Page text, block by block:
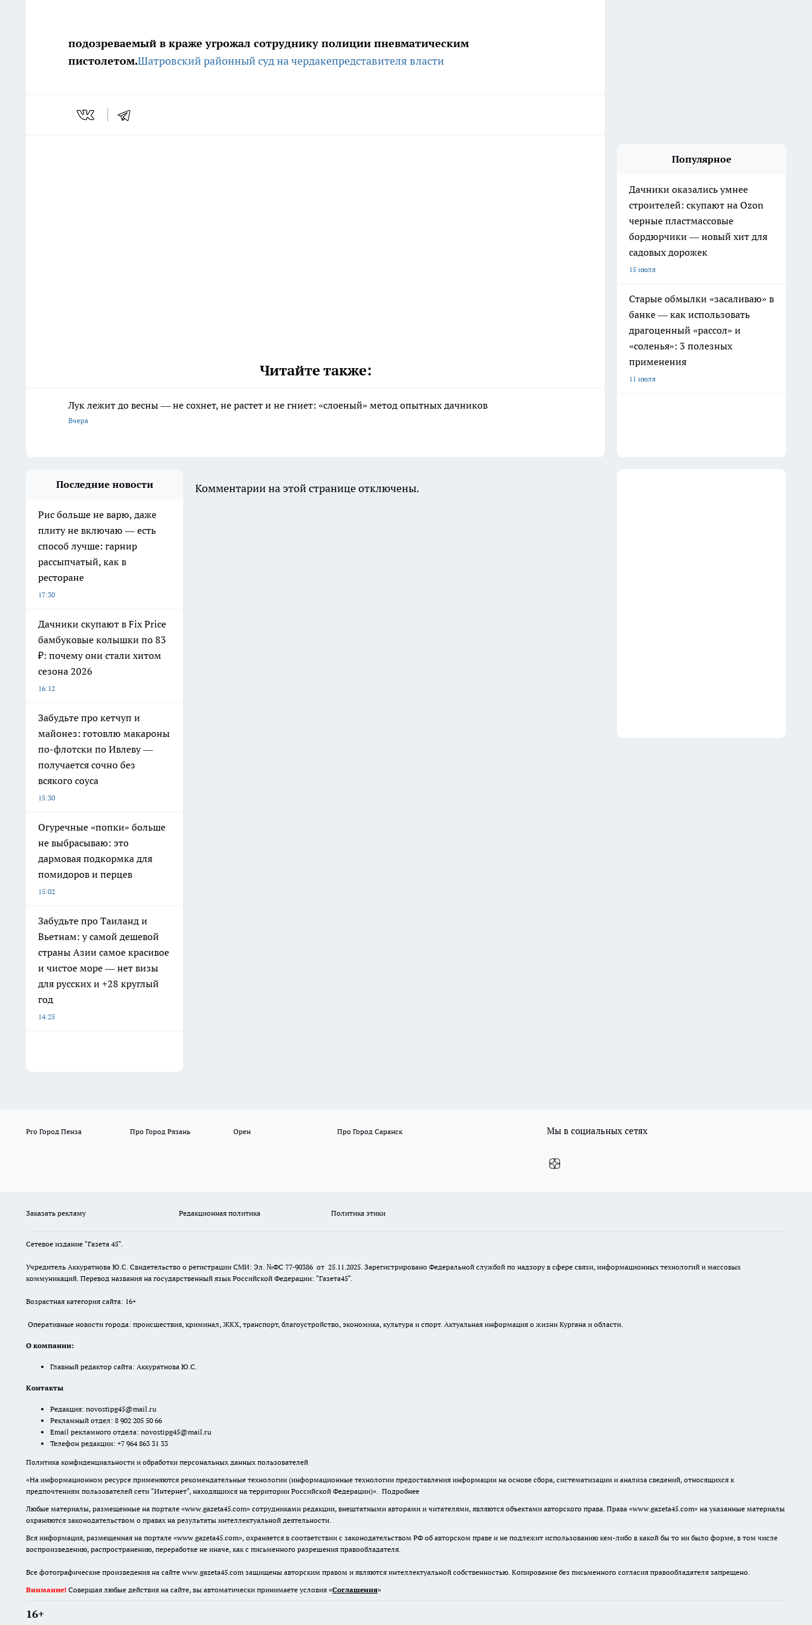
подозреваемый в краже угрожал сотруднику полиции пневматическим
пистолетом.Шатровский районный судна чердакепредставителя власти
Читайте также:
Лук лежит до весны — не сохнет, не растет и не гниет: «слоеный» метод опытных дачников
Вчера
Популярное
Дачники оказались умнее
строителей: скупают на Ozon
черные пластмассовые
бордюрчики — новый хит для
садовых дорожек
15 июля
Старые обмылки «засаливаю» в
банке — как использовать
драгоценный «рассол» и
«соленья»: 3 полезных
применения
11 июля
Последние новости
Рис больше не варю, даже
плиту не включаю — есть
способ лучше: гарнир
рассыпчатый, как в
ресторане
17:30
Дачники скупают в Fix Price
бамбуковые колышки по 83
₽: почему они стали хитом
сезона 2026
16:12
Забудьте про кетчуп и
майонез: готовлю макароны
по-флотски по Ивлеву —
получается сочно без
всякого соуса
15:30
Огуречные «попки» больше
не выбрасываю: это
дармовая подкормка для
помидоров и перцев
15:02
Забудьте про Таиланд и
Вьетнам: у самой дешевой
страны Азии самое красивое
и чистое море — нет визы
для русских и +28 круглый
год
14:25
Комментарии на этой странице отключены.
Pro Город Пенза Про Город Рязань Орен Про Город Саранск Мы в социальных сетях
Заказать рекламу Редакционная политика Политика этики
Сетевое издание "Газета 45".
Учредитель Аккуратнова Ю.С. Свидетельство о регистрации СМИ: Эл. №ФС 77-90386 от 25.11.2025. Зарегистрировано Федеральной службой по надзору в сфере связи, информационных технологий и массовых
коммуникаций. Перевод названия на государственный язык Российской Федерации: "Газета45".
Возрастная категория сайта: 16+
Оперативные новости города: происшествия, криминал, ЖКХ, транспорт, благоустройство, экономика, культура и спорт. Актуальная информация о жизни Кургана и области.
О компании:
Главный редактор сайта: Аккуратнова Ю.С.
Контакты
Редакция: novostipg45@mail.ru
Рекламный отдел: 8 902 205 50 66
Email рекламного отдела: novostipg45@mail.ru
Телефон редакции: +7 964 863 31 33
Политика конфиденциальности и обработки персональных данных пользователей
«На информационном ресурсе применяются рекомендательные технологии (информационные технологии предоставления информации на основе сбора, систематизации и анализа сведений, относящихся к
предпочтениям пользователей сети "Интернет", находящихся на территории Российской Федерации)». Подробнее
Любые материалы, размещенные на портале «www.gazeta45.com» сотрудниками редакции, внештатными авторами и читателями, являются объектами авторского права. Права «www.gazeta45.com» на указанные материалы
охраняются законодательством о правах на результаты интеллектуальной деятельности.
Вся информация, размещенная на портале «www.gazeta45.com», охраняется в соответствии с законодательством РФ об авторском праве и не подлежит использованию кем-либо в какой бы то ни было форме, в том числе
воспроизведению, распространению, переработке не иначе, как с письменного разрешения правообладателя.
Все фотографические произведения на сайте www.gazeta45.com защищены авторским правом и являются интеллектуальной собственностью. Копирование без письменного согласия правообладателя запрещено.
Внимание! Совершая любые действия на сайте, вы автоматически принимаете условия «Cоглашения»
16+